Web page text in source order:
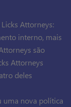
Attorneys:
interno, mais
são
Attorneys
deles
uma nova política